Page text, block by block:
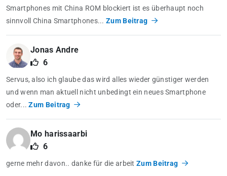
Smartphones mit China ROM blockiert ist es überhaupt noch
sinnvoll China Smartphones...Zum Beitrag
Jonas Andre
6
Servus, also ich glaube das wird alles wieder günstiger werden
und wenn man aktuell nicht unbedingt ein neues Smartphone
oder...Zum Beitrag
Mo harissaarbi
6
gerne mehr davon.. danke für die arbeit Zum Beitrag